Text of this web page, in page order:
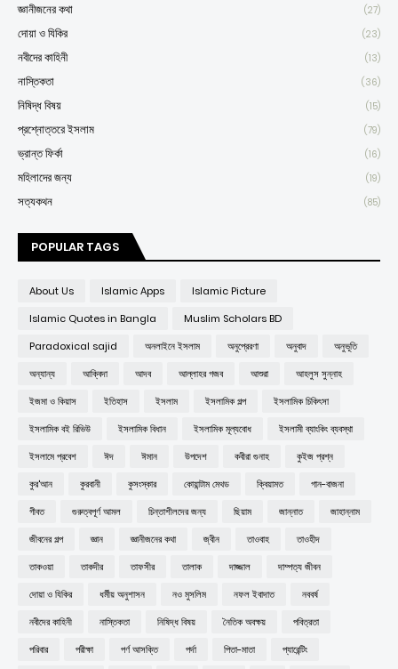
জ্ঞানীজনের কথা (27)
দোয়া ও যিকির (23)
নবীদের কাহিনী (13)
নাস্তিকতা (36)
নিষিদ্ধ বিষয় (15)
প্রশ্নোত্তরে ইসলাম (79)
ভ্রান্ত ফির্কা (16)
মহিলাদের জন্য (19)
সত্যকথন (85)
POPULAR TAGS
About Us Islamic Apps
Islamic Picture
Islamic Quotes in Bangla
Muslim Scholars BD
Paradoxical sajid
অনলাইনে ইসলাম অনুপ্রেরণা অনুবাদ
অনুভূতি
অন্যান্য
আক্বিদা আদব আল্লাহর গজব আশুরা
আহলুস সুন্নাহ
ইজমা ও কিয়াস
ইতিহাস ইসলাম ইসলামিক গল্প
ইসলামিক চিকিৎসা
ইসলামিক বই রিভিউ
ইসলামিক বিধান ইসলামিক মূল্যবোধ
ইসলামী ব্যাংকিং ব্যবস্থা
ইসলামে প্রবেশ
ঈদ ঈমান উপদেশ কবীরা গুনাহ
কুইজ প্রশ্ন
কুর'আন
কুরবানী কুসংস্কার কোয়ান্টাম মেথড ক্বিয়ামত
গান-বাজনা
গীবত
গুরুত্বপূর্ণ আমল চিন্তাশীলদের জন্য ছিয়াম জান্নাত
জাহান্নাম
জীবনের গল্প
জ্ঞান জ্ঞানীজনের কথা জ্বীন তাওবাহ
তাওহীদ
তাকওয়া
তাকদীর তাফসীর তালাক দাজ্জাল
দাম্পত্য জীবন
দোয়া ও যিকির
ধর্মীয় অনুশাসন নও মুসলিম নফল ইবাদাত
নববর্ষ
নবীদের কাহিনী
নাস্তিকতা নিষিদ্ধ বিষয় নৈতিক অবক্ষয়
পবিত্রতা
পরিবার
পরীক্ষা পর্ণ আসক্তি পর্দা পিতা-মাতা
প্যারেন্টিং